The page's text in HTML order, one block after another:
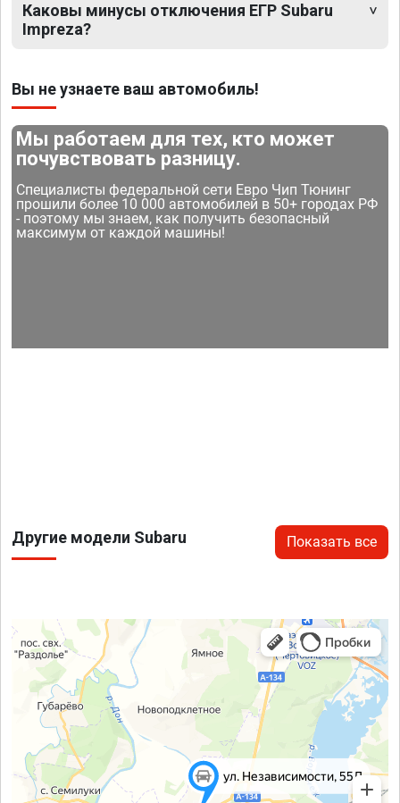
Каковы минусы отключения ЕГР Subaru
Impreza?
Вы не узнаете ваш автомобиль!
Мы работаем для тех, кто может
почувствовать разницу.
Специалисты федеральной сети Евро Чип Тюнинг
прошили более 10 000 автомобилей в 50+ городах РФ
- поэтому мы знаем, как получить безопасный
максимум от каждой машины!
Другие модели Subaru Показать все